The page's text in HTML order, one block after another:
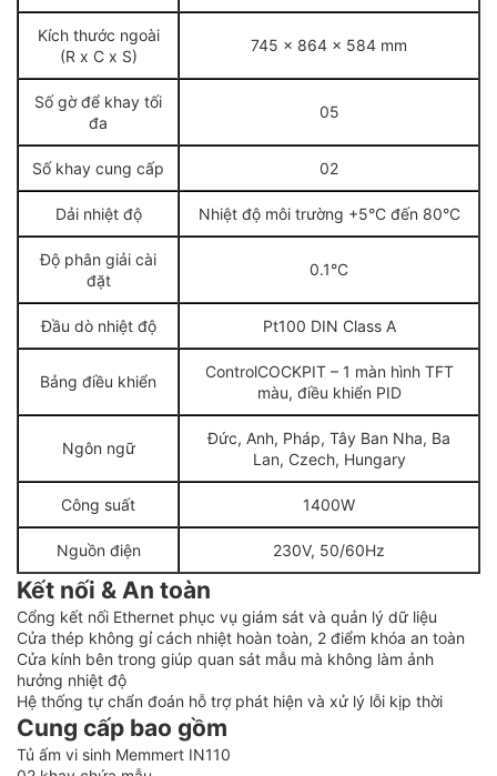
Kích thước ngoài
(R x C x S)
745 x 864 x 584 mm
Số gờ để khay tối
đa
05
Số khay cung cấp 02
Dải nhiệt độ Nhiệt độ môi trường +5°C đến 80°C
Độ phân giải cài
đặt
0.1°C
Đầu dò nhiệt độ Pt100 DIN Class A
Bảng điều khiển
ControlCOCKPIT – 1 màn hình TFT
màu, điều khiển PID
Ngôn ngữ
Đức, Anh, Pháp, Tây Ban Nha, Ba
Lan, Czech, Hungary
Công suất 1400W
Nguồn điện 230V, 50/60Hz
Kết nối & An toàn
Cổng kết nối Ethernet phục vụ giám sát và quản lý dữ liệu
Cửa thép không gỉ cách nhiệt hoàn toàn, 2 điểm khóa an toàn
Cửa kính bên trong giúp quan sát mẫu mà không làm ảnh
hưởng nhiệt độ
Hệ thống tự chẩn đoán hỗ trợ phát hiện và xử lý lỗi kịp thời
Cung cấp bao gồm
Tủ ấm vi sinh Memmert IN110